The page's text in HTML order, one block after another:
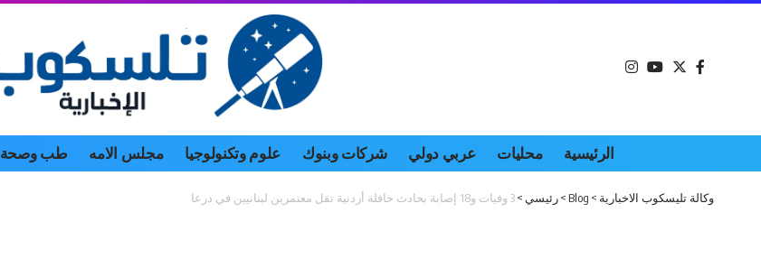
الرئيسية محليات عربي دولي شركات وبنوك علوم وتكنولوجيا مجلس الامه طب وصحة
وكالة تليسكوب الاخبارية >
Blog
>رئيسي >3 وفيات و18 إصابة بحادث حافلة أردنية تقل معتمرين لبنانيين في درعا